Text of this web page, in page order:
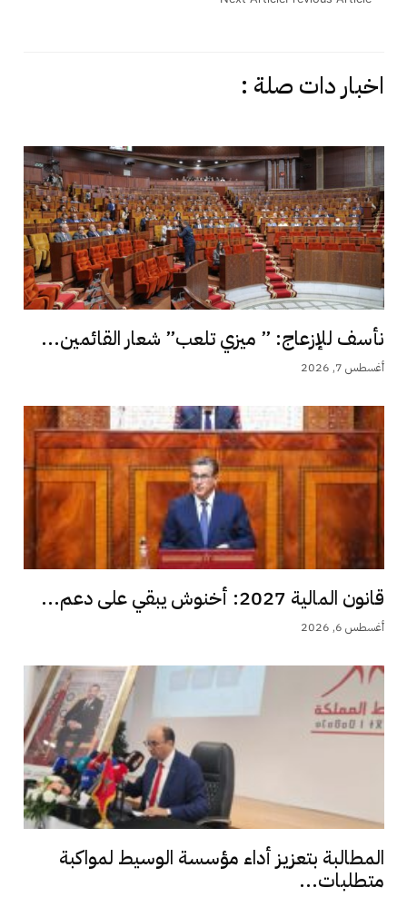
اخبار دات صلة :
نأسف للإزعاج: ” ميزي تلعب” شعار القائمين...
أغسطس 7, 2026
قانون المالية 2027: أخنوش يبقي على دعم...
أغسطس 6, 2026
المطالبة بتعزيز أداء مؤسسة الوسيط لمواكبة
متطلبات...